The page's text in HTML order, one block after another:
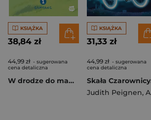
KSIĄŻKA
38,84 zł
44,99 zł - sugerowana
cena detaliczna
W drodze do mamy. Tom 1
KSIĄŻKA
31,33 zł
44,99 zł - sugerowana
cena detaliczna
Judith Peignen, Ariane Delrieu